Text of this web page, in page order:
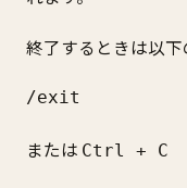
終了するときは以下
/exit
または Ctrl + C